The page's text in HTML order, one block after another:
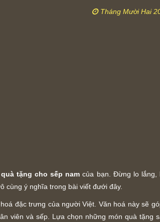
quà tặng cho sếp nam của bạn. Đừng lo lắng,
cùng ý nghĩa trong bài viết đưới đây.
đặc trưng của người Việt. Văn hoá này sẽ
viên và sếp. Lựa chọn những món quà tặng
Tháng Mười Hai